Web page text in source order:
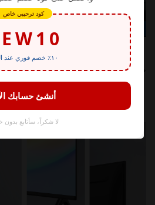
*More Screen, Less Limits
allows a full-screen and wider
just feel right amongst all the
action.